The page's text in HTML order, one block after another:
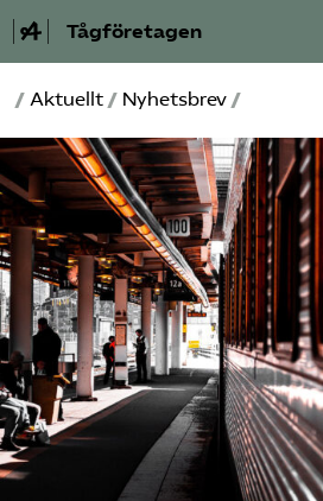
Tågföretagen
Aktuellt
Reformagenda för järnvägen
Våra frågor
Aktiviteter
Om oss
Kontakt
Mina sidor (almega.se)
/ Aktuellt / Nyhetsbrev /